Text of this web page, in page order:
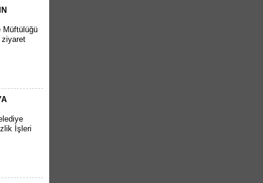
Müftülüğü
ziyaret
İşleri